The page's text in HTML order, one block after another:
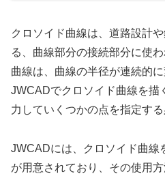
クロソイド曲線は、道路設計
る、曲線部分の接続部分に使
曲線は、曲線の半径が連続的
JWCADでクロソイド曲線を描
力していくつかの点を指定する
JWCADには、クロソイド曲線
が用意されており、その使用